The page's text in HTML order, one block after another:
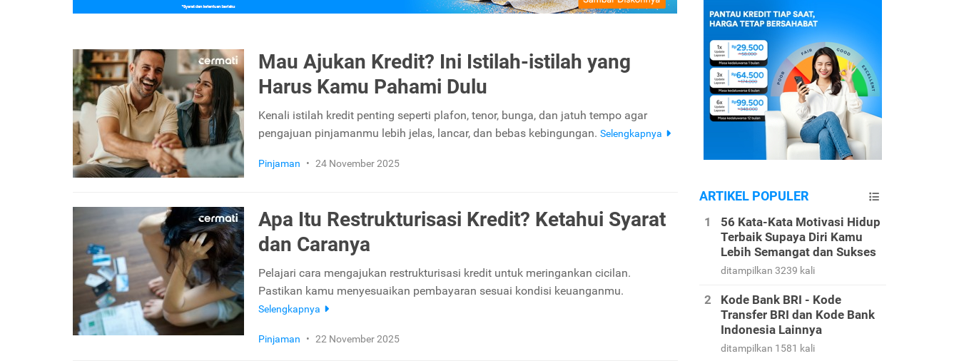
Mau Ajukan Kredit? Ini Istilah-istilah yang
Harus Kamu Pahami Dulu
Kenali istilah kredit penting seperti plafon, tenor, bunga, dan jatuh tempo agar
pengajuan pinjamanmu lebih jelas, lancar, dan bebas kebingungan. Selengkapnya
Pinjaman • 24 November 2025
Apa Itu Restrukturisasi Kredit? Ketahui Syarat
dan Caranya
Pelajari cara mengajukan restrukturisasi kredit untuk meringankan cicilan.
Pastikan kamu menyesuaikan pembayaran sesuai kondisi keuanganmu.
Selengkapnya
Pinjaman • 22 November 2025
ARTIKEL POPULER
56 Kata-Kata Motivasi Hidup
Terbaik Supaya Diri Kamu
Lebih Semangat dan Sukses
ditampilkan 3239 kali
Kode Bank BRI - Kode
Transfer BRI dan Kode Bank
Indonesia Lainnya
ditampilkan 1581 kali